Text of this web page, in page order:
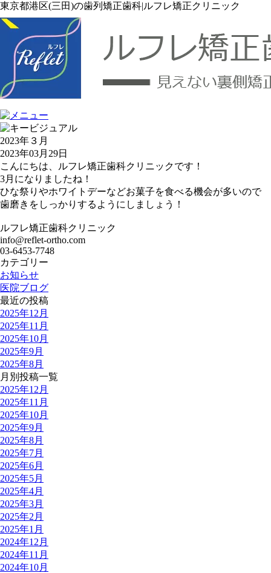
東京都港区(三田)の歯列矯正歯科|ルフレ矯正クリニック
2023年３月
2023年03月29日
こんにちは、ルフレ矯正歯科クリニックです！
3月になりましたね！
ひな祭りやホワイトデーなどお菓子を食べる機会が多いので
歯磨きをしっかりするようにしましょう！
ルフレ矯正歯科クリニック
info@reflet-ortho.com
03-6453-7748
カテゴリー
お知らせ
医院ブログ
最近の投稿
2025年12月
2025年11月
2025年10月
2025年9月
2025年8月
月別投稿一覧
2025年12月
2025年11月
2025年10月
2025年9月
2025年8月
2025年7月
2025年6月
2025年5月
2025年4月
2025年3月
2025年2月
2025年1月
2024年12月
2024年11月
2024年10月